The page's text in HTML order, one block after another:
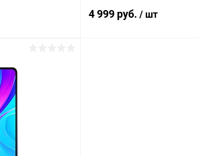
К сравнению
Под заказ
4 999 руб. / шт